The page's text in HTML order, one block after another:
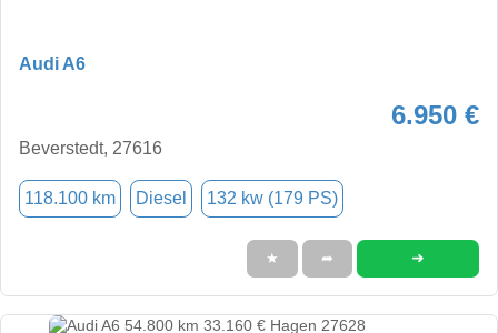
Audi A6
6.950 €
Beverstedt, 27616
118.100 km Diesel 132 kw (179 PS)
★ ➦ ➜